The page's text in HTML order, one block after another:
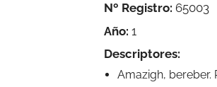
Nº Registro: 65003
Año: 1
Descriptores:
Amazigh, bereber.